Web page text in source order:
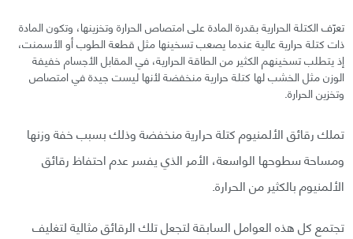
تعرّف الكتلة الحرارية بقدرة المادة على امتصاص الحرارة وتخزينها، وتكون المادة
ذات كتلة حرارية عالية عندما يصعب تسخينها مثل قطعة الطوب أو الأسمنت،
إذ يتطلب تسخينهم الكثير من الطاقة الحرارية، في المقابل الأجسام خفيفة
الوزن مثل الخشب لها كتلة حرارية منخفضة لأنها ليست جيدة في امتصاص
وتخزين الحرارة.
تملك رقائق الألمنيوم كتلة حرارية منخفضة وذلك بسبب خفة وزنها
ومساحة سطوحها الواسعة، الأمر الذي يفسر عدم احتفاظ رقائق
الألمنيوم بالكثير من الحرارة.
تجتمع كل هذه العوامل السابقة لتجعل تلك الرقائق مثالية لتغليف